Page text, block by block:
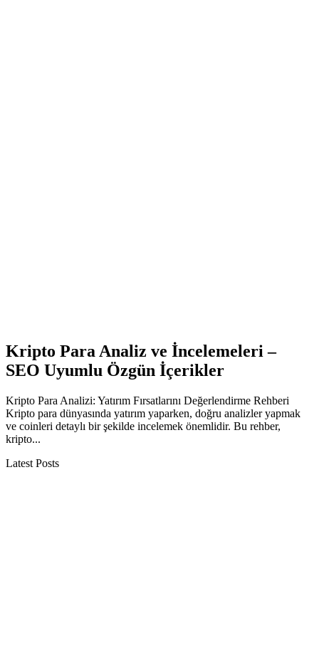
Kripto Para Analiz ve İncelemeleri –
SEO Uyumlu Özgün İçerikler
Kripto Para Analizi: Yatırım Fırsatlarını Değerlendirme Rehberi
Kripto para dünyasında yatırım yaparken, doğru analizler yapmak
ve coinleri detaylı bir şekilde incelemek önemlidir. Bu rehber,
kripto...
Latest Posts